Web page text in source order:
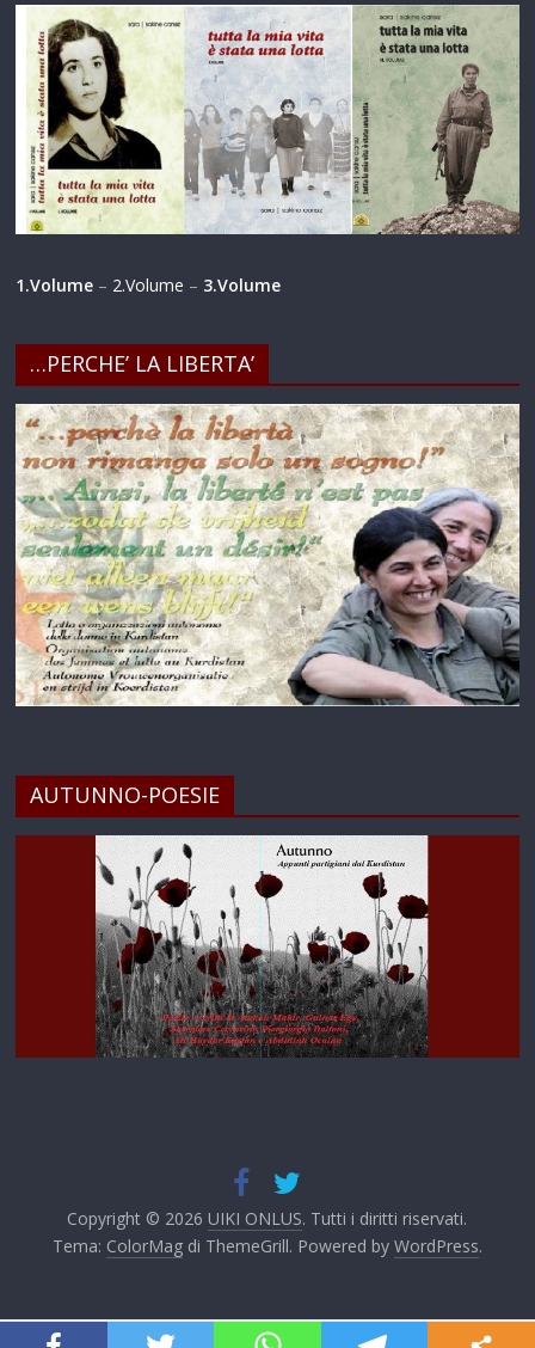
1.Volume – 2.Volume – 3.Volume
…PERCHE’ LA LIBERTA’
AUTUNNO-POESIE
Copyright © 2026 UIKI ONLUS. Tutti i diritti riservati.
Tema: ColorMagdi ThemeGrill. Powered by WordPress.